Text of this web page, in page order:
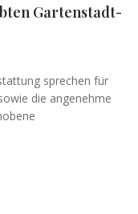
Gartenstadt-
sprechen für
die angenehme